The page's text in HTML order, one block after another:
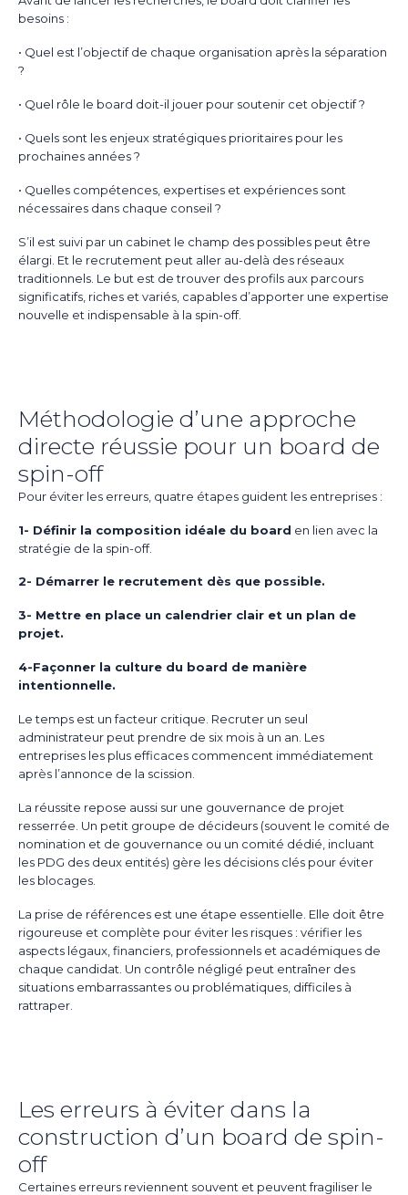
besoins :
• Quel est l’objectif de chaque organisation après la séparation
?
• Quel rôle le board doit-il jouer pour soutenir cet objectif ?
• Quels sont les enjeux stratégiques prioritaires pour les
prochaines années ?
• Quelles compétences, expertises et expériences sont
nécessaires dans chaque conseil ?
S’il est suivi par un cabinet le champ des possibles peut être
élargi. Et le recrutement peut aller au-delà des réseaux
traditionnels. Le but est de trouver des profils aux parcours
significatifs, riches et variés, capables d’apporter une expertise
nouvelle et indispensable à la spin-off.
Méthodologie d’une approche
directe réussie pour un board de
spin-off
Pour éviter les erreurs, quatre étapes guident les entreprises :
1- Définir la composition idéale du board en lien avec la
stratégie de la spin-off.
2- Démarrer le recrutement dès que possible.
3- Mettre en place un calendrier clair et un plan de
projet.
4-Façonner la culture du board de manière
intentionnelle.
Le temps est un facteur critique. Recruter un seul
administrateur peut prendre de six mois à un an. Les
entreprises les plus efficaces commencent immédiatement
après l’annonce de la scission.
La réussite repose aussi sur une gouvernance de projet
resserrée. Un petit groupe de décideurs (souvent le comité de
nomination et de gouvernance ou un comité dédié, incluant
les PDG des deux entités) gère les décisions clés pour éviter
les blocages.
La prise de références est une étape essentielle. Elle doit être
rigoureuse et complète pour éviter les risques : vérifier les
aspects légaux, financiers, professionnels et académiques de
chaque candidat. Un contrôle négligé peut entraîner des
situations embarrassantes ou problématiques, difficiles à
rattraper.
Les erreurs à éviter dans la
construction d’un board de spin-
off
Certaines erreurs reviennent souvent et peuvent fragiliser le